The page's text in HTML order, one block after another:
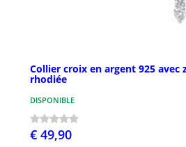
Collier croix en argent 925 avec
rhodiée
DISPONIBLE
€ 49,90